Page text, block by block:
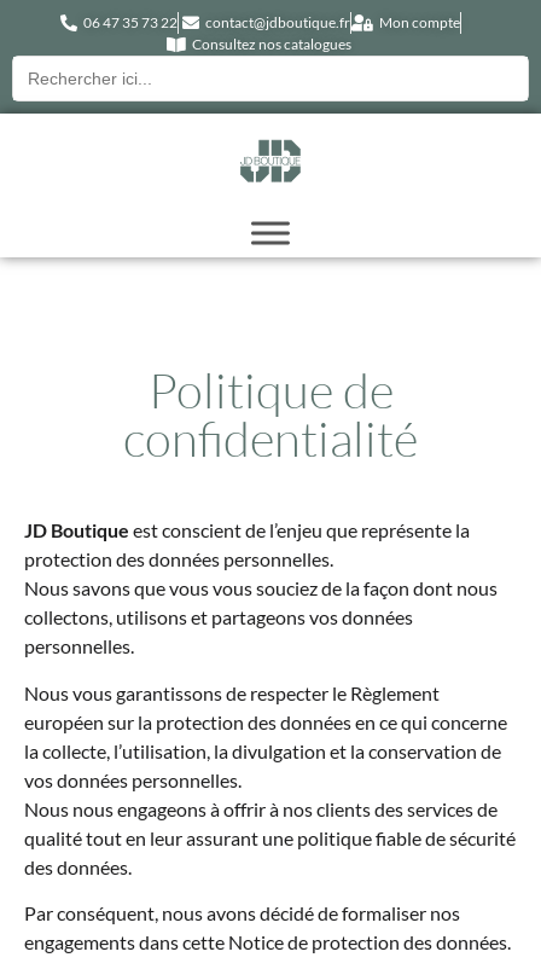
06 47 35 73 22 contact@jdboutique.fr
Mon compte
Consultez nos catalogues
Recherche
pour :
Politique de
confidentialité
JD Boutique est conscient de l’enjeu que représente la
protection des données personnelles.
Nous savons que vous vous souciez de la façon dont nous
collectons, utilisons et partageons vos données
personnelles.
Nous vous garantissons de respecter le Règlement
européen sur la protection des données en ce qui concerne
la collecte, l’utilisation, la divulgation et la conservation de
vos données personnelles.
Nous nous engageons à offrir à nos clients des services de
qualité tout en leur assurant une politique fiable de sécurité
des données.
Par conséquent, nous avons décidé de formaliser nos
engagements dans cette Notice de protection des données.